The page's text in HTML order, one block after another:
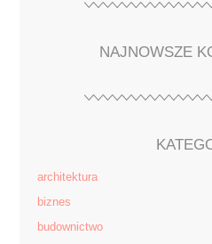
NAJNOWSZE
architektura
biznes
budownictwo